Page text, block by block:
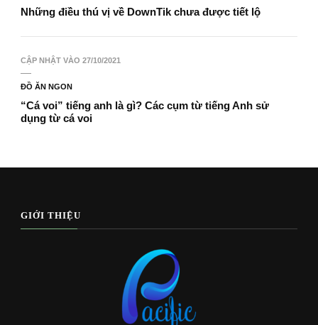
Những điều thú vị về DownTik chưa được tiết lộ
CẬP NHẬT VÀO 27/10/2021
ĐỒ ĂN NGON
“Cá voi” tiếng anh là gì? Các cụm từ tiếng Anh sử
dụng từ cá voi
GIỚI THIỆU